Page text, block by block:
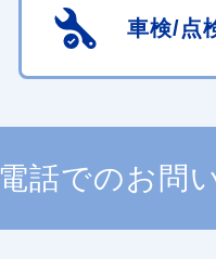
車検/点
電話でのお問